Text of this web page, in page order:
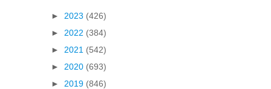
► 2023 (426)
► 2022 (384)
► 2021 (542)
► 2020 (693)
► 2019 (846)